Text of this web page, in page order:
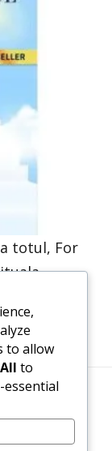
totul, For
to allow
to
essential